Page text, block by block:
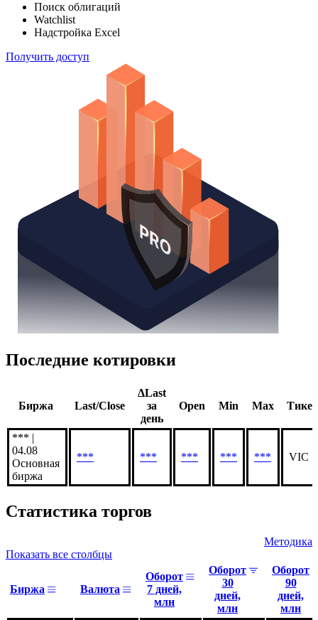
Поиск облигаций
Watchlist
Надстройка Excel
Получить доступ
Последние котировки
Биржа Last/Close
ΔLast
за
день
Open Min Max Тикер
*** |
04.08
Основная
биржа
*** *** *** *** *** VIC
Статистика торгов
Методика
Показать все столбцы
Биржа Валюта
Оборот
7 дней,
млн
Оборот
30
дней,
млн
Оборот
90
дней,
млн